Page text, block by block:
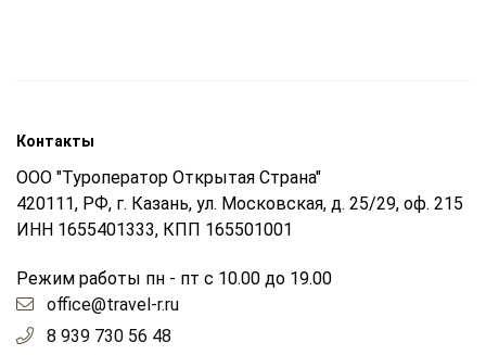
Контакты
ООО "Туроператор Открытая Страна"
420111, РФ, г. Казань, ул. Московская, д. 25/29, оф. 215
ИНН 1655401333, КПП 165501001
Режим работы пн - пт с 10.00 до 19.00
office@travel-r.ru
8 939 730 56 48